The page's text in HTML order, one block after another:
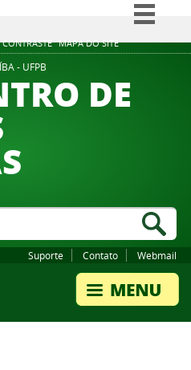
MAPA DO SITE
Simplifique!
Participe
- UFPB
DE
Suporte Contato Webmail